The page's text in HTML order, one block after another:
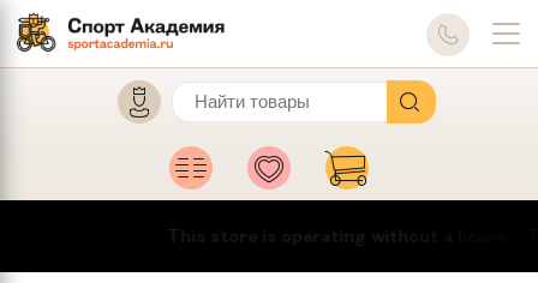
This store is operating without a license.